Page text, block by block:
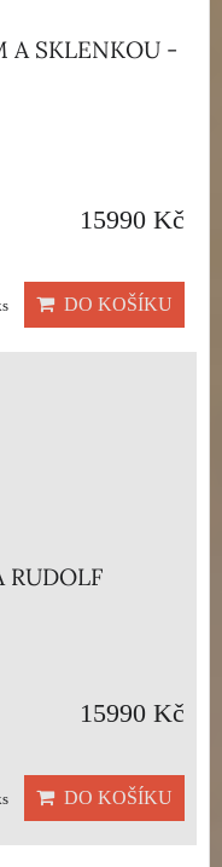
A SKLENKOU -
15990 Kč
DO KOŠÍKU
RUDOLF
15990 Kč
DO KOŠÍKU